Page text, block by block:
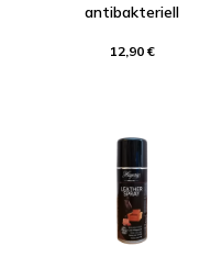
antibakteriell
12,90 €